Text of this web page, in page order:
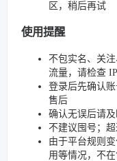
区，稍后再试
使用提醒
不包实名、关
流量，请检查
登录后先确认
售后
确认无误后请
不建议囤号；
由于平台规则
用等情况，不